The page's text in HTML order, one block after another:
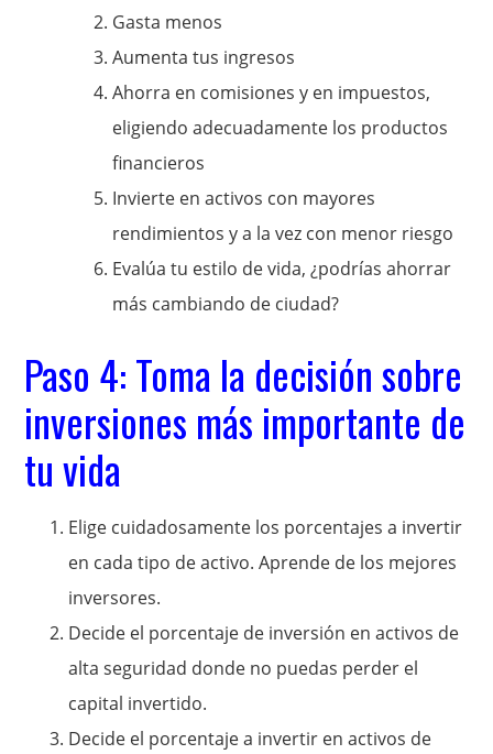
Gasta menos
Aumenta tus ingresos
Ahorra en comisiones y en impuestos,
eligiendo adecuadamente los productos
financieros
Invierte en activos con mayores
rendimientos y a la vez con menor riesgo
Evalúa tu estilo de vida, ¿podrías ahorrar
más cambiando de ciudad?
Paso 4: Toma la decisión sobre
inversiones más importante de
tu vida
Elige cuidadosamente los porcentajes a invertir
en cada tipo de activo. Aprende de los mejores
inversores.
Decide el porcentaje de inversión en activos de
alta seguridad donde no puedas perder el
capital invertido.
Decide el porcentaje a invertir en activos de